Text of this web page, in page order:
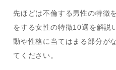
先ほどは不倫する男性の特徴
をする女性の特徴10選を解説
動や性格に当てはまる部分が
てください。